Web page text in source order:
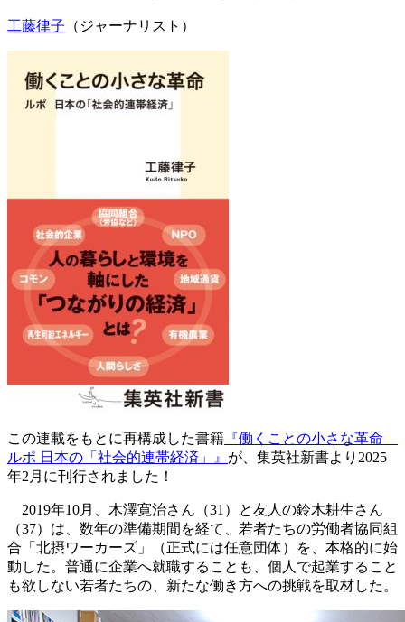
工藤律子 （ジャーナリスト）
この連載をもとに再構成した書籍 『働くことの小さな革命
ルポ 日本の「社会的連帯経済」』 が、集英社新書より2025
年2月に刊行されました！
2019年10月、木澤寛治さん（31）と友人の鈴木耕生さん
（37）は、数年の準備期間を経て、若者たちの労働者協同組
合「北摂ワーカーズ」（正式には任意団体）を、本格的に始
動した。普通に企業へ就職することも、個人で起業すること
も欲しない若者たちの、新たな働き方への挑戦を取材した。